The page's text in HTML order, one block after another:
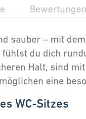
Bewertungen
sauber – mit dem
fühlst du dich
Halt, sind
eine
WC-Sitzes